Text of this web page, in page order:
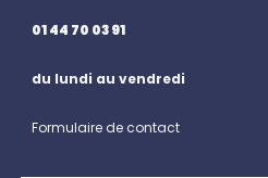
01 44 70 03 91
du lundi au vendredi
Formulaire de contact